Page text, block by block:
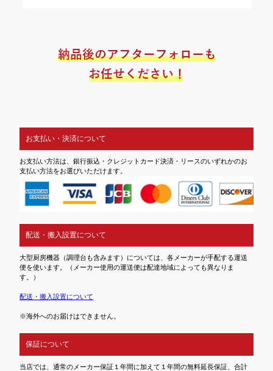
お支払い・決済について
お支払い方法は、銀行振込・クレジットカード決済・リースのいずれかのお
支払い方法をお選びいただけます。
配送・搬入設置について
大型厨房機器（調理台も含みます）については、各メーカーが手配する運送
便を使います。（メーカー使用の運送便は配達地域によっても異なりま
す。）
配送・搬入設置について
※海外へのお届けはできません。
保証について
当店では、通常のメーカー保証１年間に加えて１年間の無料延長保証、合計